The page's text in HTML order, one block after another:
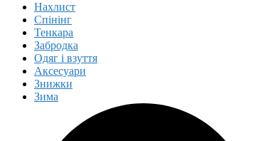
Нахлист
Спінінг
Тенкара
Забродка
Одяг і взуття
Аксесуари
Знижки
Зима